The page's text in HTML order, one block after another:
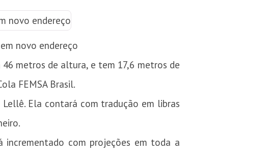
novo endereço
metros de altura, e tem 17,6 metros de
FEMSA Brasil.
Lellê. Ela contará com tradução em libras
incrementado com projeções em toda a